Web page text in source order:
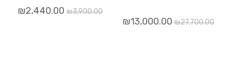
₪3,900.00
₪2,440.00
₪27,700.00
₪13,000.00